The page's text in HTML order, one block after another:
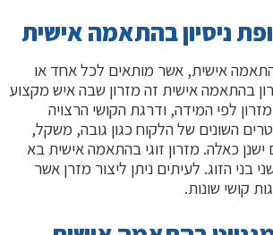
ניסיון בהתאמה אישית
אישית, אשר מותאים לכל אחד או
בהתאמה אישית זה מזרון שבה איש מקצוע
לפי המידה, ודרגת הקושי הרצויה
השונים של הלקוח כגון גובה, משקל,
כאלה. מזרון זוגי בהתאמה אישית בא
בני הזוג. לעיתים ניתן ליצור מזרן אשר
קושי שונות.